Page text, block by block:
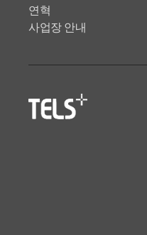
연혁
사업장 안내